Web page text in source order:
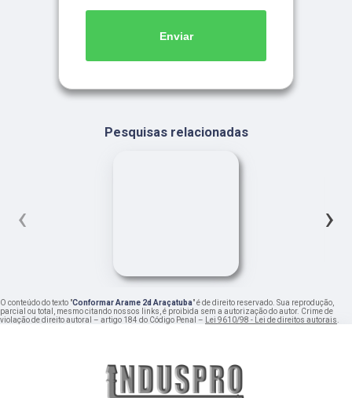
Enviar
Pesquisas relacionadas
‹ ›
O conteúdo do texto "Conformar Arame 2d Araçatuba" é de direito reservado. Sua reprodução,
parcial ou total, mesmo citando nossos links, é proibida sem a autorização do autor. Crime de
violação de direito autoral – artigo 184 do Código Penal – Lei 9610/98 - Lei de direitos autorais.